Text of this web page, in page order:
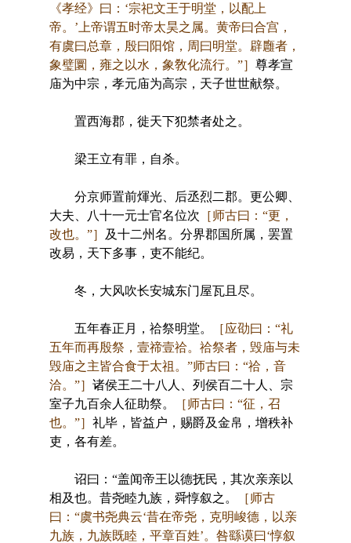
《孝经》曰：‘宗祀文王于明堂，以配上
帝。’上帝谓五时帝太昊之属。黄帝曰合宫，
有虞曰总章，殷曰阳馆，周曰明堂。辟廱者，
象璧圜，雍之以水，象敎化流行。”］ 尊孝宣
庙为中宗，孝元庙为高宗，天子世世献祭。
置西海郡，徙天下犯禁者处之。
梁王立有罪，自杀。
分京师置前煇光、后丞烈二郡。更公卿、
大夫、八十一元士官名位次 ［师古曰：“更，
改也。”］
及十二州名。分界郡国所属，罢置
改易，天下多事，吏不能纪。
冬，大风吹长安城东门屋瓦且尽。
五年春正月，祫祭明堂。
［应劭曰：“礼
五年而再殷祭，壹禘壹祫。祫祭者，毁庙与未
毁庙之主皆合食于太祖。”师古曰：“祫，音
洽。”］ 诸侯王二十八人、列侯百二十人、宗
室子九百余人征助祭。
［师古曰：“征，召
也。”］ 礼毕，皆益户，赐爵及金帛，增秩补
吏，各有差。
诏曰：“盖闻帝王以德抚民，其次亲亲以
相及也。昔尧睦九族，舜惇叙之。
［师古
曰：“虞书尧典云‘昔在帝尧，克明峻德，以亲
九族，九族既睦，平章百姓’。咎繇谟曰‘惇叙